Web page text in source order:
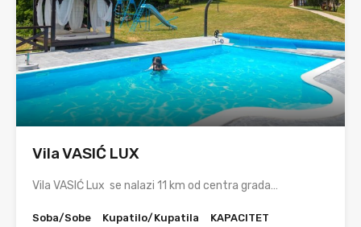
Vila VASIĆ LUX
Vila VASIĆ Lux se nalazi 11 km od centra grada…
Soba/Sobe
Kupatilo/Kupatila
KAPACITET